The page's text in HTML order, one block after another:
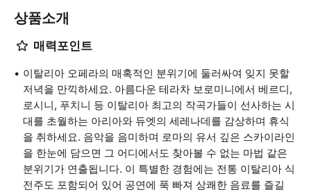
상품소개
매력포인트
이탈리아 오페라의 매혹적인 분위기에 둘러싸여 잊지 못할
저녁을 만끽하세요. 아름다운 테라차 보로미니에서 베르디,
로시니, 푸치니 등 이탈리아 최고의 작곡가들이 선사하는 시
대를 초월하는 아리아와 듀엣의 세레나데를 감상하며 휴식
을 취하세요. 음악을 음미하며 로마의 유서 깊은 스카이라인
을 한눈에 담으면 그 어디에서도 찾아볼 수 없는 마법 같은
분위기가 연출됩니다. 이 특별한 경험에는 전통 이탈리아 식
전주도 포함되어 있어 공연에 푹 빠져 상쾌한 음료를 즐길